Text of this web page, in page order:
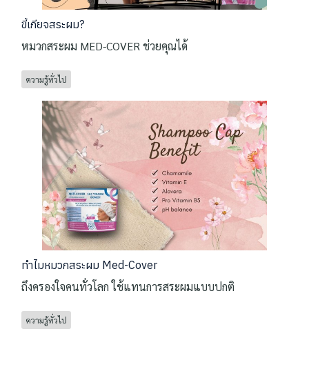
ขี้เกียจสระผม?
หมวกสระผม MED-COVER ช่วยคุณได้
ความรู้ทั่วไป
ทำไมหมวกสระผม Med-Cover
ถึงครองใจคนทั่วโลก ใช้แทนการสระผมแบบปกติ
ความรู้ทั่วไป